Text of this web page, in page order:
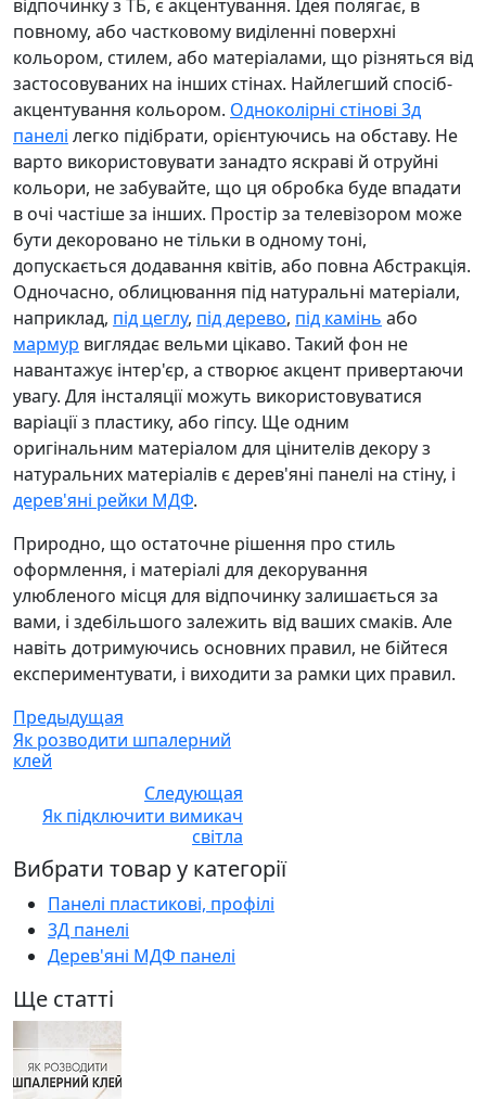
відпочинку з ТБ, є акцентування. Ідея полягає, в
повному, або частковому виділенні поверхні
кольором, стилем, або матеріалами, що різняться від
застосовуваних на інших стінах. Найлегший спосіб-
акцентування кольором. Одноколірні стінові 3д
панелі легко підібрати, орієнтуючись на обставу. Не
варто використовувати занадто яскраві й отруйні
кольори, не забувайте, що ця обробка буде впадати
в очі частіше за інших. Простір за телевізором може
бути декоровано не тільки в одному тоні,
допускається додавання квітів, або повна Абстракція.
Одночасно, облицювання під натуральні матеріали,
наприклад, під цеглу, під дерево, під камінь або
мармур виглядає вельми цікаво. Такий фон не
навантажує інтер'єр, а створює акцент привертаючи
увагу. Для інсталяції можуть використовуватися
варіації з пластику, або гіпсу. Ще одним
оригінальним матеріалом для цінителів декору з
натуральних матеріалів є дерев'яні панелі на стіну, і
дерев'яні рейки МДФ.
Природно, що остаточне рішення про стиль
оформлення, і матеріалі для декорування
улюбленого місця для відпочинку залишається за
вами, і здебільшого залежить від ваших смаків. Але
навіть дотримуючись основних правил, не бійтеся
експериментувати, і виходити за рамки цих правил.
Предыдущая
Як розводити шпалерний
клей
Следующая
Як підключити вимикач
світла
Вибрати товар у категорії
Панелі пластикові, профілі
3Д панелі
Дерев'яні МДФ панелі
Ще статті